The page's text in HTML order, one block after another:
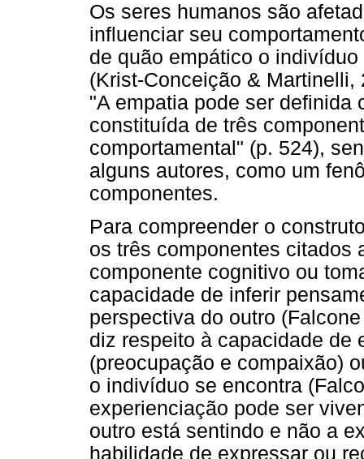
Os seres humanos são
influenciar seu
de quão empático o
(Krist-Conceição &
"A empatia pode ser definida
constituída de três
comportamental" (p. 524),
alguns autores, como um
componentes.
Para compreender o
os três componentes citados
componente cognitivo ou
capacidade de inferir
perspectiva do outro
diz respeito à capacidade de
(preocupação e compaixão)
o indivíduo se encontra
experienciação pode ser
outro está sentindo e não a
habilidade de expressar ou